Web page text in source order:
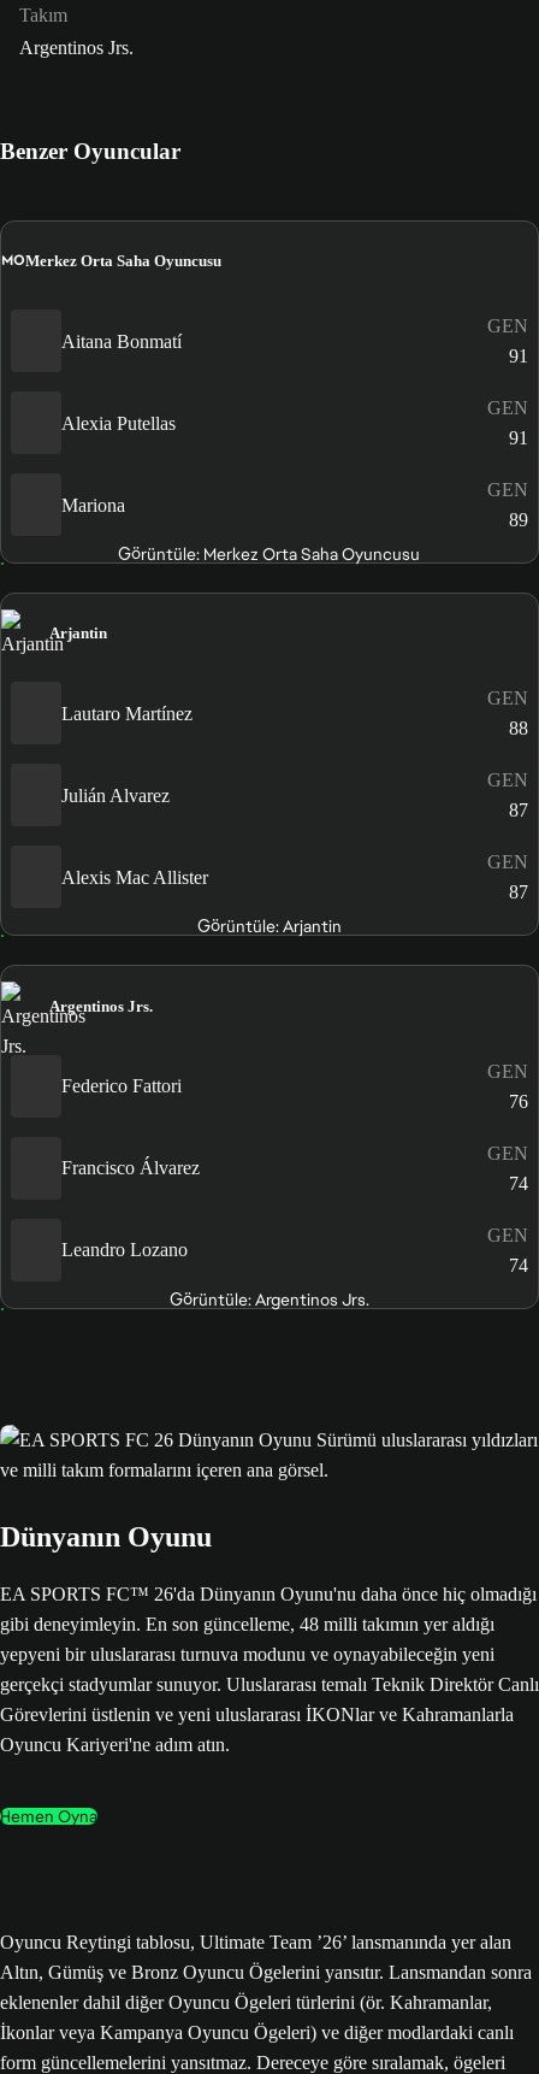
Takım
Argentinos Jrs.
Benzer Oyuncular
MOMerkez Orta Saha Oyuncusu
Aitana Bonmatí
GEN
91
Alexia Putellas
GEN
91
Mariona
GEN
89
Görüntüle: Merkez Orta Saha Oyuncusu
Arjantin
Lautaro Martínez
GEN
88
Julián Alvarez
GEN
87
Alexis Mac Allister
GEN
87
Görüntüle: Arjantin
Argentinos Jrs.
Federico Fattori
GEN
76
Francisco Álvarez
GEN
74
Leandro Lozano
GEN
74
Görüntüle: Argentinos Jrs.
Dünyanın Oyunu
EA SPORTS FC™ 26'da Dünyanın Oyunu'nu daha önce hiç olmadığı
gibi deneyimleyin. En son güncelleme, 48 milli takımın yer aldığı
yepyeni bir uluslararası turnuva modunu ve oynayabileceğin yeni
gerçekçi stadyumlar sunuyor. Uluslararası temalı Teknik Direktör Canlı
Görevlerini üstlenin ve yeni uluslararası İKONlar ve Kahramanlarla
Oyuncu Kariyeri'ne adım atın.
Hemen Oyna
Oyuncu Reytingi tablosu, Ultimate Team ’26’ lansmanında yer alan
Altın, Gümüş ve Bronz Oyuncu Ögelerini yansıtır. Lansmandan sonra
eklenenler dahil diğer Oyuncu Ögeleri türlerini (ör. Kahramanlar,
İkonlar veya Kampanya Oyuncu Ögeleri) ve diğer modlardaki canlı
form güncellemelerini yansıtmaz. Dereceye göre sıralamak, ögeleri